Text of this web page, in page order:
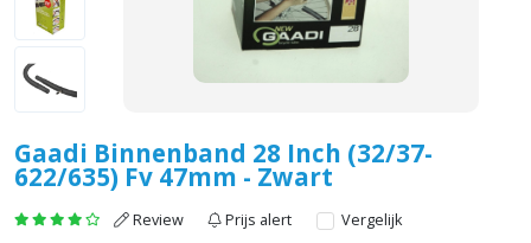
Gaadi Binnenband 28 Inch (32/37-
622/635) Fv 47mm - Zwart
Review Prijs alert
Vergelijk